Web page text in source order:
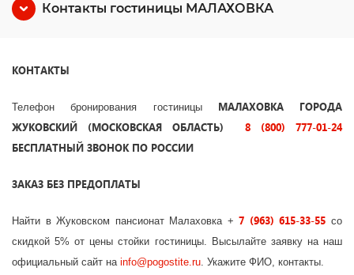
Контакты гостиницы МАЛАХОВКА
КОНТАКТЫ
Телефон бронирования гостиницы МАЛАХОВКА ГОРОДА
ЖУКОВСКИЙ (МОСКОВСКАЯ ОБЛАСТЬ)
8 (800) 777-01-24
БЕСПЛАТНЫЙ ЗВОНОК ПО РОССИИ
ЗАКАЗ БЕЗ ПРЕДОПЛАТЫ
Найти в Жуковском пансионат Малаховка +7 (963) 615-33-55 со
скидкой 5% от цены стойки гостиницы. Высылайте заявку на наш
официальный сайт на info@pogostite.ru. Укажите ФИО, контакты.